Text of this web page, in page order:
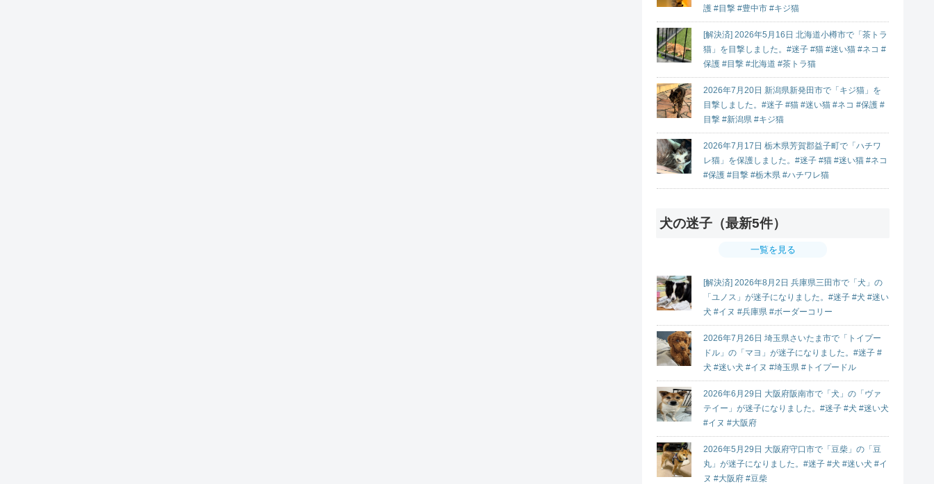
護 #目撃 #豊中市 #キジ猫
[解決済] 2026年5月16日 北海道小樽市で「茶トラ
猫」を目撃しました。#迷子 #猫 #迷い猫 #ネコ #
保護 #目撃 #北海道 #茶トラ猫
2026年7月20日 新潟県新発田市で「キジ猫」を
目撃しました。#迷子 #猫 #迷い猫 #ネコ #保護 #
目撃 #新潟県 #キジ猫
2026年7月17日 栃木県芳賀郡益子町で「ハチワ
レ猫」を保護しました。#迷子 #猫 #迷い猫 #ネコ
#保護 #目撃 #栃木県 #ハチワレ猫
犬の迷子（最新5件）
一覧を見る
[解決済] 2026年8月2日 兵庫県三田市で「犬」の
「ユノス」が迷子になりました。#迷子 #犬 #迷い
犬 #イヌ #兵庫県 #ボーダーコリー
2026年7月26日 埼玉県さいたま市で「トイプー
ドル」の「マヨ」が迷子になりました。#迷子 #
犬 #迷い犬 #イヌ #埼玉県 #トイプードル
2026年6月29日 大阪府阪南市で「犬」の「ヴァ
テイー」が迷子になりました。#迷子 #犬 #迷い犬
#イヌ #大阪府
2026年5月29日 大阪府守口市で「豆柴」の「豆
丸」が迷子になりました。#迷子 #犬 #迷い犬 #イ
ヌ #大阪府 #豆柴